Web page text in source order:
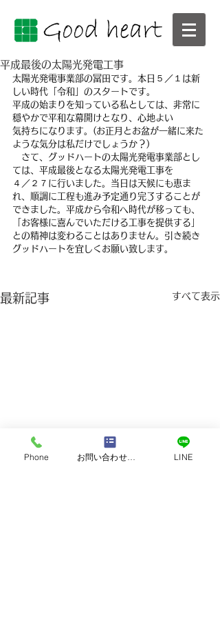
平成最後の太陽光発電工事
太陽光発電事業部の冨田です。本日５／１は新
しい時代「令和」のスタートです。
平成の始まりを知っている私としては、非常に
穏やかで平和な幕開けとなり、心地よい
気持ちになります。(お正月とお盆が一緒に来た
ような気分は私だけでしょうか？)
さて、グッドハートの太陽光発電事業部とし
ては、平成最後となる太陽光発電工事を
４／２７に行いました。当日は天候にも恵ま
れ、順調に工程も進み予定通り完了することが
できました。平成から令和へ時代が移っても、
「お客様に喜んでいただける工事を提供する」
との精神は変わることはありません。引き続き
グッドハートを宜しくお願い致します。
最新記事 すべて表示
Phone お問い合わせフォーム LINE